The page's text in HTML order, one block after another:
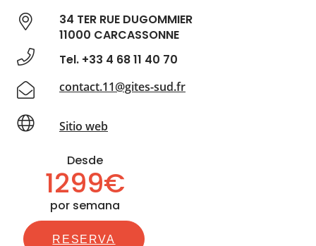
34 TER RUE DUGOMMIER
11000 CARCASSONNE
Tel. +33 4 68 11 40 70
contact.11@gites-sud.fr
Sitio web
Desde
1299€
por semana
RESERVA